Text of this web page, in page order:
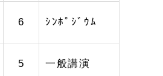
6 ｼﾝﾎﾟｼﾞｳﾑ
5 一般講演